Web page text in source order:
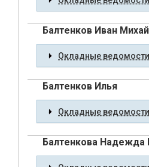
Балтенков Иван
Окладные
Балтенков Илья
Окладные
Балтенкова Надежда